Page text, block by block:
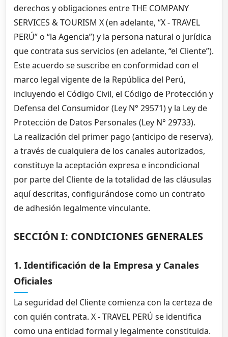
derechos y obligaciones entre THE COMPANY
SERVICES & TOURISM X (en adelante, “X - TRAVEL
PERÚ” o “la Agencia”) y la persona natural o jurídica
que contrata sus servicios (en adelante, “el Cliente”).
Este acuerdo se suscribe en conformidad con el
marco legal vigente de la República del Perú,
incluyendo el Código Civil, el Código de Protección y
Defensa del Consumidor (Ley N° 29571) y la Ley de
Protección de Datos Personales (Ley N° 29733).
La realización del primer pago (anticipo de reserva),
a través de cualquiera de los canales autorizados,
constituye la aceptación expresa e incondicional
por parte del Cliente de la totalidad de las cláusulas
aquí descritas, configurándose como un contrato
de adhesión legalmente vinculante.
SECCIÓN I: CONDICIONES GENERALES
1. Identificación de la Empresa y Canales
Oficiales
La seguridad del Cliente comienza con la certeza de
con quién contrata. X - TRAVEL PERÚ se identifica
como una entidad formal y legalmente constituida.